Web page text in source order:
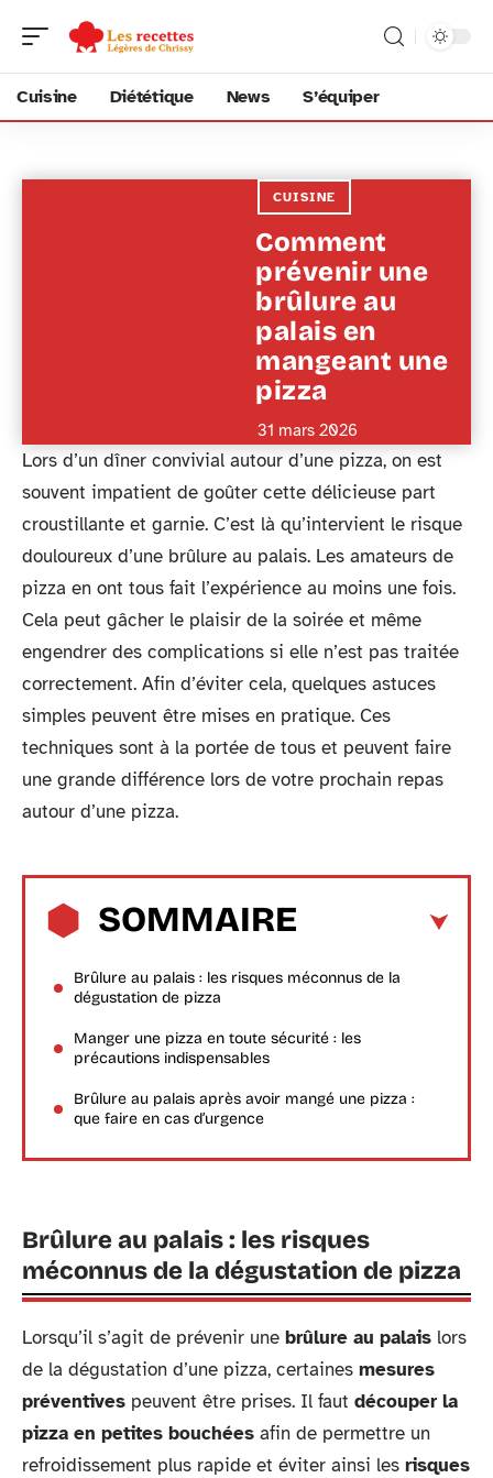
Cuisine Diététique News S’équiper
CUISINE
Comment
prévenir une
brûlure au
palais en
mangeant une
pizza
31 mars 2026
Lors d’un dîner convivial autour d’une pizza, on est
souvent impatient de goûter cette délicieuse part
croustillante et garnie. C’est là qu’intervient le risque
douloureux d’une brûlure au palais. Les amateurs de
pizza en ont tous fait l’expérience au moins une fois.
Cela peut gâcher le plaisir de la soirée et même
engendrer des complications si elle n’est pas traitée
correctement. Afin d’éviter cela, quelques astuces
simples peuvent être mises en pratique. Ces
techniques sont à la portée de tous et peuvent faire
une grande différence lors de votre prochain repas
autour d’une pizza.
SOMMAIRE
Brûlure au palais : les risques méconnus de la
dégustation de pizza
Manger une pizza en toute sécurité : les
précautions indispensables
Brûlure au palais après avoir mangé une pizza :
que faire en cas d’urgence
Brûlure au palais : les risques
méconnus de la dégustation de pizza
Lorsqu’il s’agit de prévenir une brûlure au palais lors
de la dégustation d’une pizza, certaines mesures
préventives peuvent être prises. Il faut découper la
pizza en petites bouchées afin de permettre un
refroidissement plus rapide et éviter ainsi les risques